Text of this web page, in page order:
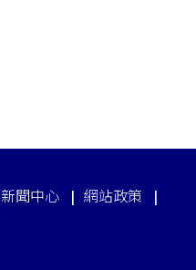
新聞中心
網站政策